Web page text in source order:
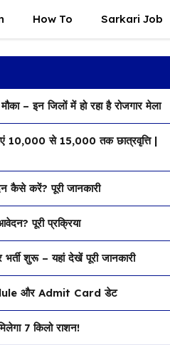
How To Sarkari Job
– इन जिलों में हो रहा है रोजगार मेला
से ₹15,000 तक छात्रवृत्ति |
करें? पूरी जानकारी
पूरी प्रक्रिया
शुरू – यहां देखें पूरी जानकारी
और Admit Card डेट
7 किलो राशन!